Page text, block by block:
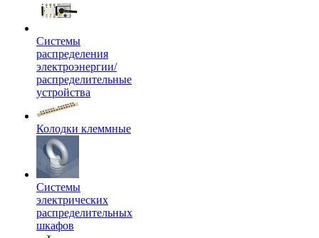
Системы
распределения
электроэнергии/
распределительные
устройства
Колодки клеммные
Системы
электрических
распределительных
шкафов